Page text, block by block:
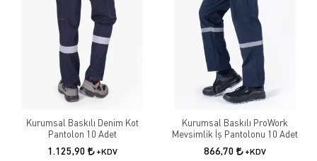
Kurumsal Baskılı Denim Kot
Pantolon 10 Adet
1.125,90 +KDV
Kurumsal Baskılı ProWork
Mevsimlik İş Pantolonu 10 Adet
866,70 +KDV